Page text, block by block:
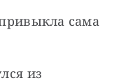
сама
из